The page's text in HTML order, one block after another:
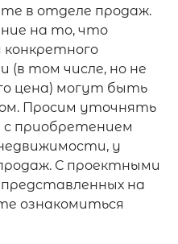
в отделе продаж.
на то, что
(в том числе, но не
цена) могут быть
Просим уточнять
с приобретением
у
С проектными
на
ознакомиться